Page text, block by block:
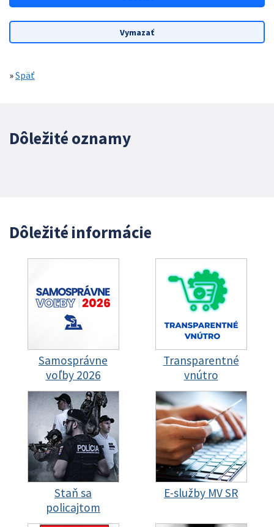
»Späť
Dôležité oznamy
Dôležité informácie
Samosprávne
voľby 2026
Transparentné
vnútro
Staň sa
policajtom
E-služby MV SR